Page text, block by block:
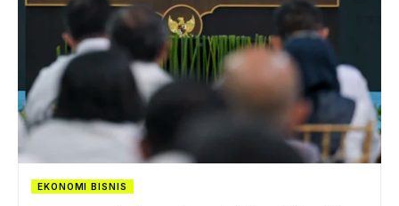
EKONOMI BISNIS